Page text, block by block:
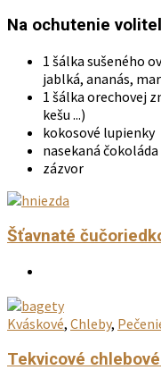
Na ochutenie
1 šálka sušeného
jablká, ananás,
1 šálka orechovej
kešu ...)
kokosové lupienky
nasekaná čokoláda
zázvor
Šťavnaté
Kváskové, Chleby,
Tekvicové